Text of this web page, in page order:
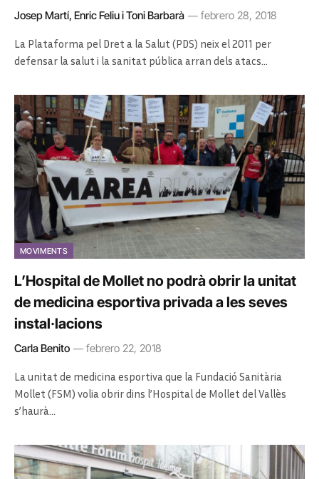
Josep Martí, Enric Feliu i Toni Barbarà febrero 28, 2018
La Plataforma pel Dret a la Salut (PDS) neix el 2011 per
defensar la salut i la sanitat pública arran dels atacs…
MOVIMENTS
L’Hospital de Mollet no podrà obrir la unitat
de medicina esportiva privada a les seves
instal·lacions
Carla Benito febrero 22, 2018
La unitat de medicina esportiva que la Fundació Sanitària
Mollet (FSM) volia obrir dins l’Hospital de Mollet del Vallès
s’haurà…